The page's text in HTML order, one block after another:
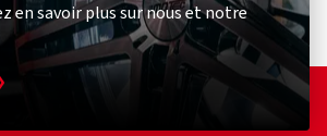
en savoir plus sur nous et notre